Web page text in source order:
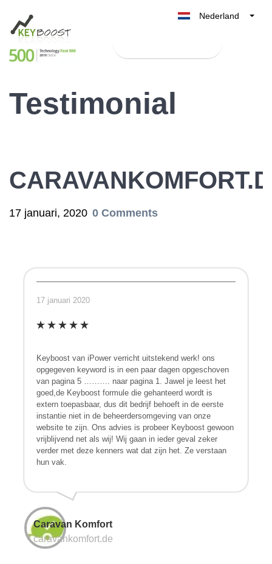
Nederland
België
Testimonial
17 januari, 2020 0 Comments
17 januari 2020
Keyboost van iPower verricht uitstekend werk! ons
opgegeven keyword is in een paar dagen opgeschoven
van pagina 5 ………. naar pagina 1. Jawel je leest het
goed,de Keyboost formule die gehanteerd wordt is
extern toepasbaar, dus dit bedrijf behoeft in de eerste
instantie niet in de beheerdersomgeving van onze
website te zijn. Ons advies is probeer Keyboost gewoon
vrijblijvend net als wij! Wij gaan in ieder geval zeker
verder met deze kenners wat dat zijn het. Ze verstaan
hun vak.
Caravan Komfort
caravankomfort.de